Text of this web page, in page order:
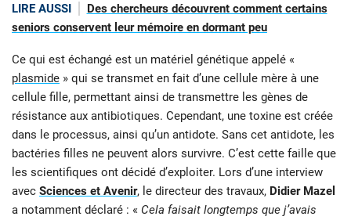
LIRE AUSSI
Des chercheurs découvrent comment certains
seniors conservent leur mémoire en dormant peu
Ce qui est échangé est un matériel génétique appelé «
plasmide » qui se transmet en fait d’une cellule mère à une
cellule fille, permettant ainsi de transmettre les gènes de
résistance aux antibiotiques. Cependant, une toxine est créée
dans le processus, ainsi qu’un antidote. Sans cet antidote, les
bactéries filles ne peuvent alors survivre. C’est cette faille que
les scientifiques ont décidé d’exploiter. Lors d’une interview
avec Sciences et Avenir, le directeur des travaux, Didier Mazel
a notamment déclaré : « Cela faisait longtemps que j’avais